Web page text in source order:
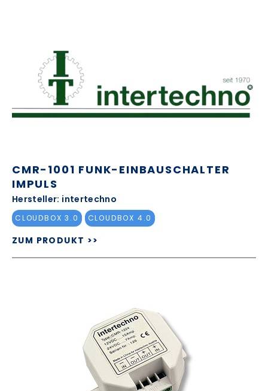
CMR-1001 FUNK-EINBAUSCHALTER
IMPULS
Hersteller: intertechno
CLOUDBOX 3.0 CLOUDBOX 4.0
ZUM PRODUKT >>